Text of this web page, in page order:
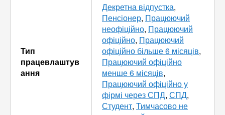
Тип
працевлаштув
ання
Декретна відпустка,
Пенсіонер, Працюючий
неофіційно, Працюючий
офіційно, Працюючий
офіційно більше 6 місяців,
Працюючий офіційно
менше 6 місяців,
Працюючий офіційно у
фірмі через СПД, СПД,
Студент, Тимчасово не